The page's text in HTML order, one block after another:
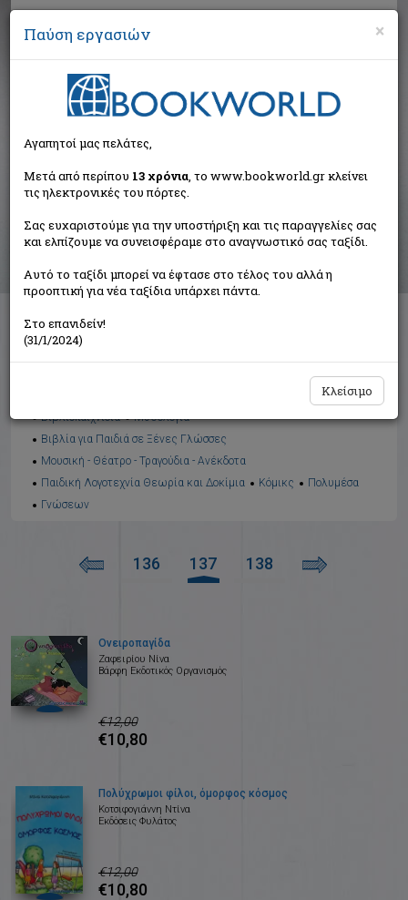
Αναζήτηση
Βιβλία στην κατηγορία
Παιδικά - Εφηβικά
Διαθέσιμες υποκατηγορίες
Εορταστικά - Επετειακά
Ημερολόγια - Λευκώματα
Βιβλιοπαιχνίδια
Μυθολογία
Βιβλία για Παιδιά σε Ξένες Γλώσσες
Μουσική - Θέατρο - Τραγούδια - Ανέκδοτα
Παιδική Λογοτεχνία Θεωρία και Δοκίμια
Κόμικς
Πολυμέσα
Γνώσεων
136 137 138
Ονειροπαγίδα
Ζαφειρίου Νίνα
Βάρφη Εκδοτικός Οργανισμός
€12,00
€10,80
Πολύχρωμοι φίλοι, όμορφος κόσμος
Κοτσιφογιάννη Ντίνα
Εκδόσεις Φυλάτος
€12,00
€10,80
×
Παύση εργασιών
Αγαπητοί μας πελάτες,
Μετά από περίπου 13 χρόνια, το www.bookworld.gr κλείνει
τις ηλεκτρονικές του πόρτες.
Σας ευχαριστούμε για την υποστήριξη και τις παραγγελίες σας
και ελπίζουμε να συνεισφέραμε στο αναγνωστικό σας ταξίδι.
Αυτό το ταξίδι μπορεί να έφτασε στο τέλος του αλλά η
προοπτική για νέα ταξίδια υπάρχει πάντα.
Στο επανιδείν!
(31/1/2024)
Κλείσιμο